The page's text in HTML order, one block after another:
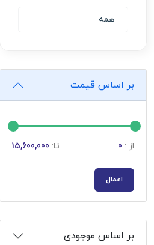
همه
بر اساس قیمت
از : 0 تا: 15,600,000
اعمال
بر اساس موجودی